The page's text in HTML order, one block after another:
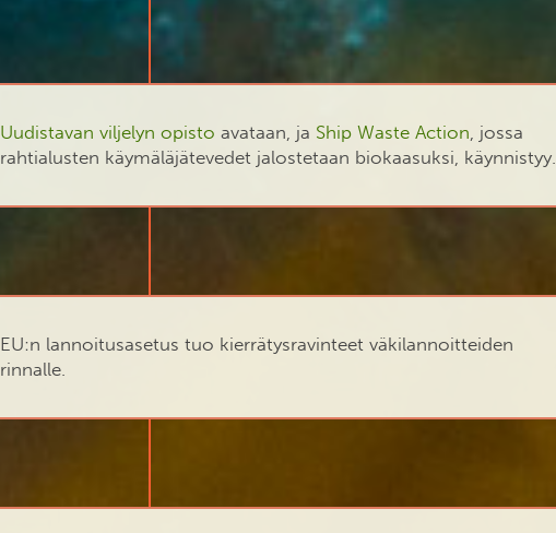
Uudistavan viljelyn opisto avataan, ja Ship Waste Action, jossa
rahtialusten käymäläjätevedet jalostetaan biokaasuksi, käynnistyy.
EU:n lannoitusasetus tuo kierrätysravinteet väkilannoitteiden
rinnalle.